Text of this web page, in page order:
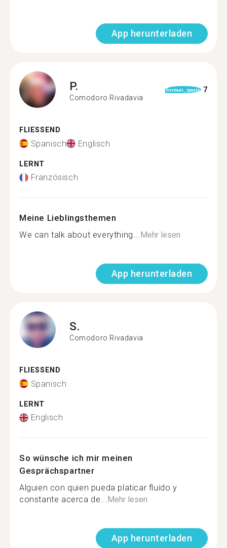
App herunterladen
P.
Comodoro Rivadavia
format_quote 7
FLIESSEND
Spanisch Englisch
LERNT
Französisch
Meine Lieblingsthemen
We can talk about everything...Mehr lesen
App herunterladen
S.
Comodoro Rivadavia
FLIESSEND
Spanisch
LERNT
Englisch
So wünsche ich mir meinen
Gesprächspartner
Alguien con quien pueda platicar fluido y
constante acerca de...Mehr lesen
App herunterladen